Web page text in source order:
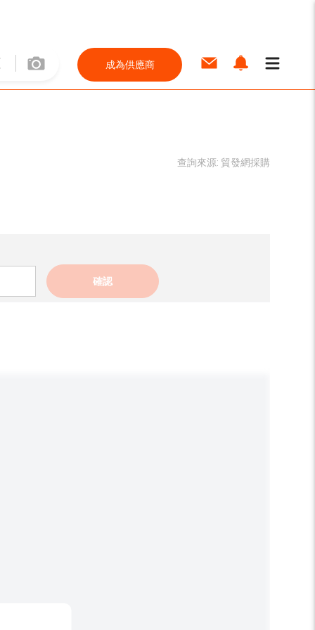
成為供應商
查詢來源: 貿發網採購
確認